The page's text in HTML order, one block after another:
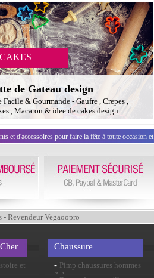
de Gateau design
Facile & Gourmande - Gaufre , Crepes ,
, Macaron & idee de cakes design
et d'accessoires pour faire la fête à toute occasion et
Revendeur Vegaoopro
et
Chaussure
- Pimp chaussures hommes
Zebra